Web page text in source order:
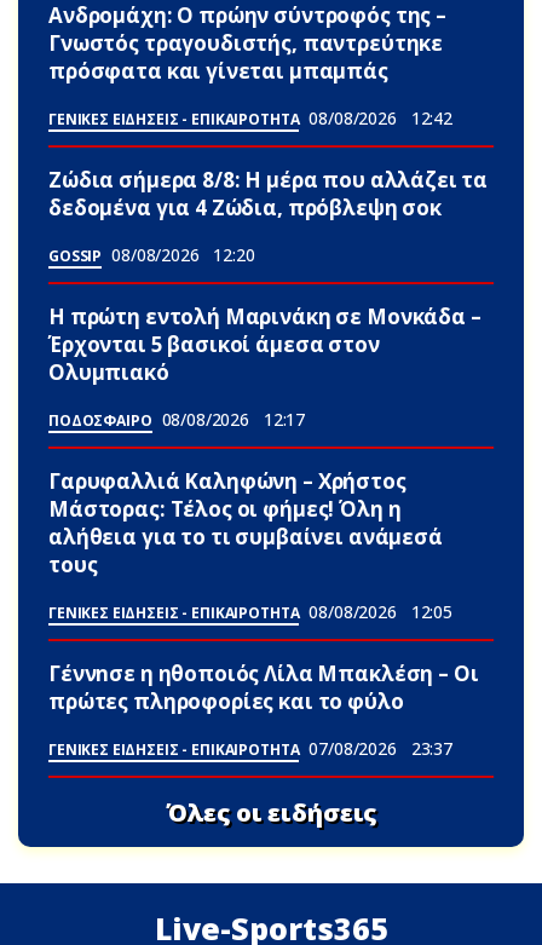
Ανδρομάχη: Ο πρώην σύντροφός της –
Γνωστός τραγουδιστής, παντρεύτηκε
πρόσφατα και γίνεται μπαμπάς
ΓΕΝΙΚΕΣ ΕΙΔΗΣΕΙΣ - ΕΠΙΚΑΙΡΟΤΗΤΑ 08/08/2026 12:42
Ζώδια σήμερα 8/8: Η μέρα που αλλάζει τα
δεδομένα για 4 Zώδια, πρόβλεψη σoκ
GOSSIP 08/08/2026 12:20
Η πρώτη εντολή Μαρινάκη σε Μονκάδα –
Έρχονται 5 βασικοί άμεσα στον
Ολυμπιακό
ΠΟΔΟΣΦΑΙΡΟ 08/08/2026 12:17
Γαρυφαλλιά Καληφώνη – Χρήστος
Μάστορας: Τέλος οι φήμες! Όλη η
αλήθεια για το τι συμβαίνει ανάμεσά
τους
ΓΕΝΙΚΕΣ ΕΙΔΗΣΕΙΣ - ΕΠΙΚΑΙΡΟΤΗΤΑ 08/08/2026 12:05
Γέννnσε η ηθοποιός Λίλα Μπακλέση – Οι
πρώτες πληροφορίες και το φύλο
ΓΕΝΙΚΕΣ ΕΙΔΗΣΕΙΣ - ΕΠΙΚΑΙΡΟΤΗΤΑ 07/08/2026 23:37
Όλες οι ειδήσεις
Live-Sports365